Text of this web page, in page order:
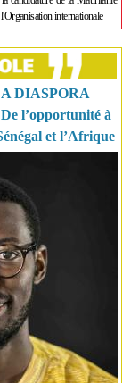
internationale
DIASPORA
l’opportunité à
et l’Afrique